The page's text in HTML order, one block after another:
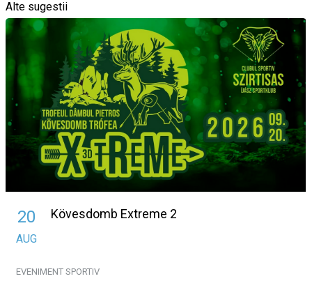
Alte sugestii
20
AUG
Kövesdomb Extreme 2
EVENIMENT SPORTIV